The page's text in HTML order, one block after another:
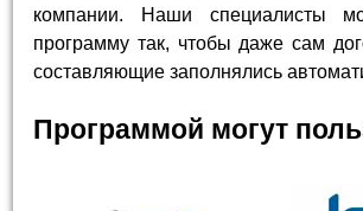
компании. Наши специалисты
программу так, чтобы даже сам
составляющие заполнялись
Программой могут